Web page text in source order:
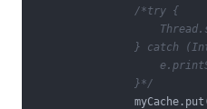
/*try {
} catch
                }*/